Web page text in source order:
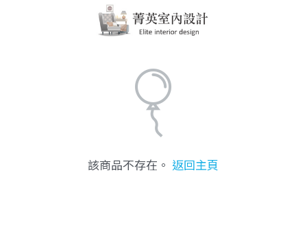
該商品不存在。 返回主頁